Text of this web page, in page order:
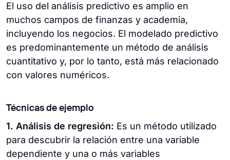
El uso del análisis predictivo es amplio en
muchos campos de finanzas y academia,
incluyendo los negocios. El modelado predictivo
es predominantemente un método de análisis
cuantitativo y, por lo tanto, está más relacionado
con valores numéricos.
Técnicas de ejemplo
1. Análisis de regresión: Es un método utilizado
para descubrir la relación entre una variable
dependiente y una o más variables